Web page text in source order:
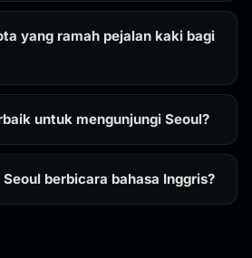
yang ramah pejalan kaki bagi
untuk mengunjungi Seoul?
berbicara bahasa Inggris?